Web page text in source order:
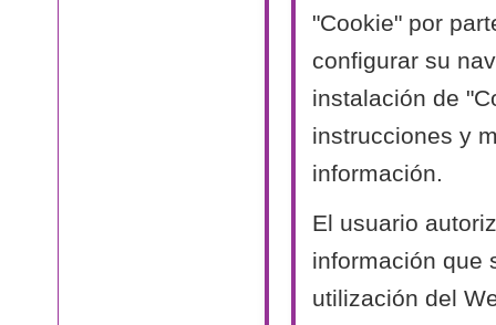
"Cookie" por
configurar su
instalación de
instrucciones y
información.
El usuario
información que
utilización del